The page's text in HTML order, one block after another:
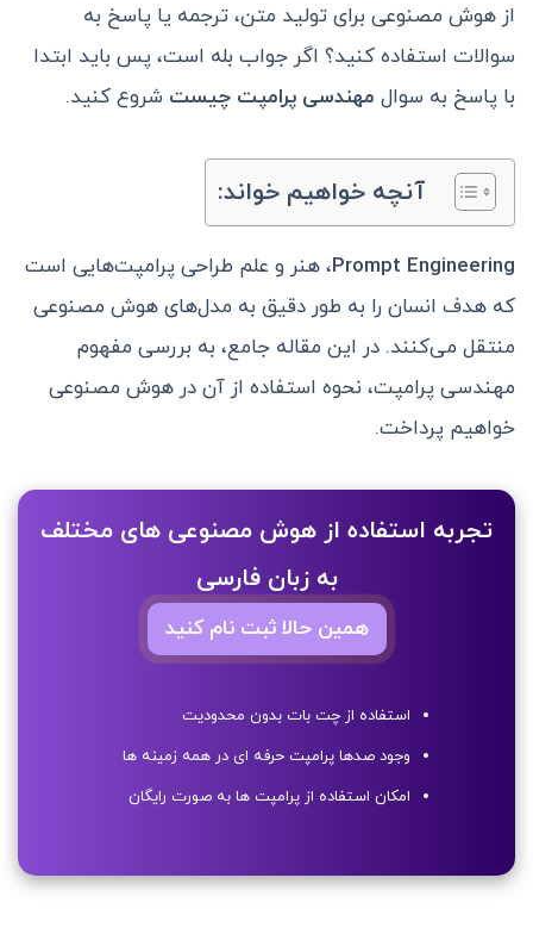
از هوش مصنوعی برای تولید متن، ترجمه یا پاسخ به
سوالات استفاده کنید؟ اگر جواب بله است، پس باید ابتدا
با پاسخ به سوال مهندسی پرامپت چیست شروع کنید.
آنچه خواهیم خواند:
Prompt Engineering، هنر و علم طراحی پرامپت‌هایی است
که هدف انسان را به طور دقیق به مدل‌های هوش مصنوعی
منتقل می‌کنند. در این مقاله جامع، به بررسی مفهوم
مهندسی پرامپت، نحوه استفاده از آن در هوش مصنوعی
خواهیم پرداخت.
تجربه استفاده از هوش مصنوعی های مختلف
به زبان فارسی
همین حالا ثبت نام کنید
استفاده از چت بات بدون محدودیت
وجود صدها پرامپت حرفه ای در همه زمینه ها
امکان استفاده از پرامپت ها به صورت رایگان